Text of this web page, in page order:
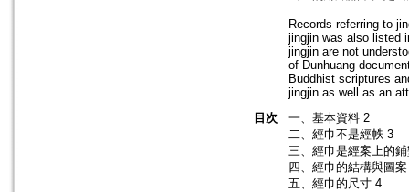
Records referring to
jingjin was also listed
jingjin are not
of Dunhuang
Buddhist scriptures
jingjin as well as an
目次
一、基本資料 2
二、經巾不是經帙 3
三、經巾是經案上的
四、經巾的結構與圖
五、經巾的尺寸 4